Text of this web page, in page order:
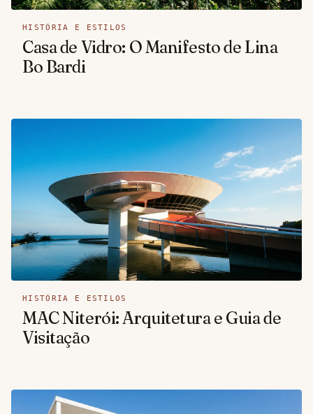
HISTÓRIA E ESTILOS
Casa de Vidro: O Manifesto de Lina
Bo Bardi
HISTÓRIA E ESTILOS
MAC Niterói: Arquitetura e Guia de
Visitação